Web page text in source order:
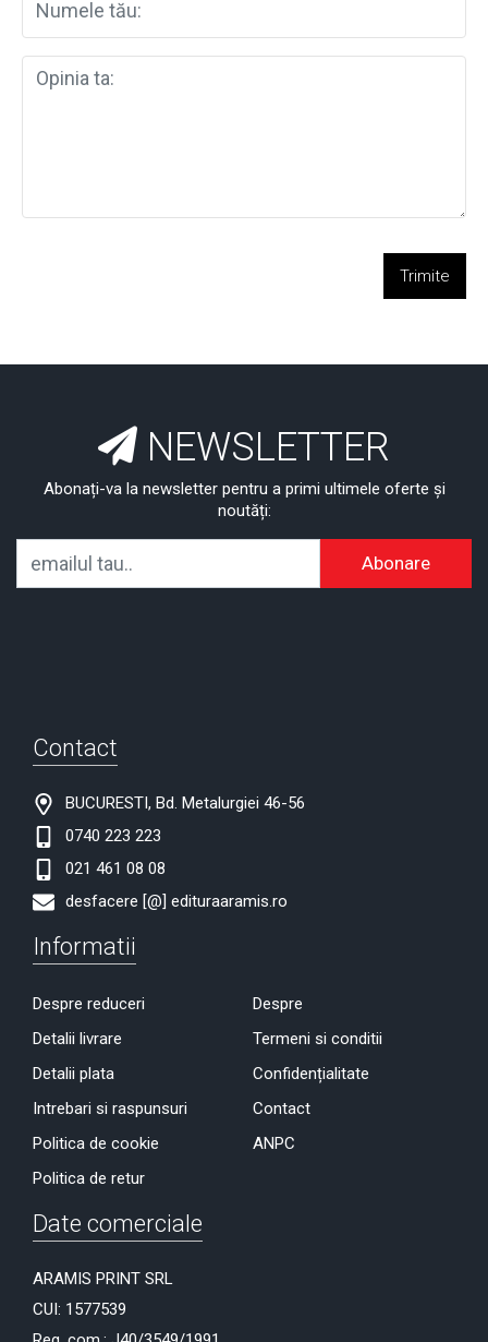
Trimite
NEWSLETTER
Abonați-va la newsletter pentru a primi ultimele oferte și
noutăți:
Abonare
Contact
BUCURESTI, Bd. Metalurgiei 46-56
0740 223 223
021 461 08 08
desfacere [@] edituraaramis.ro
Informatii
Despre reduceri
Detalii livrare
Detalii plata
Intrebari si raspunsuri
Politica de cookie
Politica de retur
Despre
Termeni si conditii
Confidențialitate
Contact
ANPC
Date comerciale
ARAMIS PRINT SRL
CUI: 1577539